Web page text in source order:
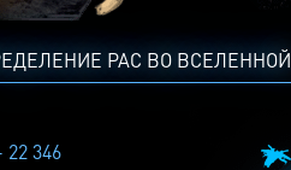
РАС ВО ВСЕЛЕННОЙ
346